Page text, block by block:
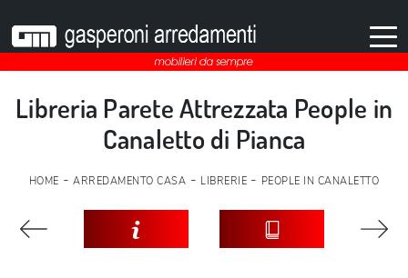
Libreria Parete Attrezzata People in
Canaletto di Pianca
HOME -ARREDAMENTO CASA - LIBRERIE - PEOPLE IN CANALETTO